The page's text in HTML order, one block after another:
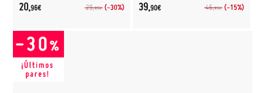
29,95€ (-30%)
20,96€ 46,95€ (-15%)
39,90€